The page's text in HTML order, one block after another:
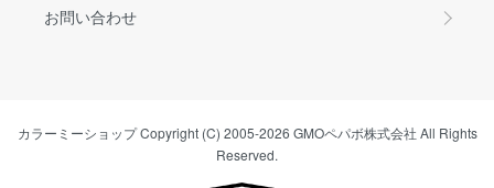
お問い合わせ
カラーミーショップCopyright (C) 2005-2026 GMOペパボ株式会社 All Rights
Reserved.